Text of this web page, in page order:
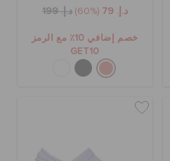
د.إ. 79 (60%) د.إ. 199
خصم إضافي 10٪ مع الرمز
GET10